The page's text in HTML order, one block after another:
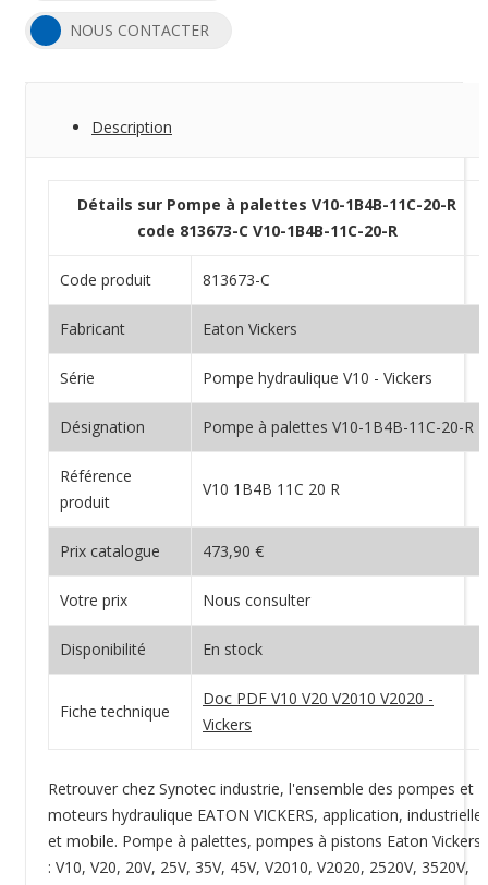
NOUS CONTACTER
Description
Détails sur Pompe à palettes V10-1B4B-11C-20-R
code 813673-C V10-1B4B-11C-20-R
Code produit 813673-C
Fabricant Eaton Vickers
Série Pompe hydraulique V10 - Vickers
Désignation Pompe à palettes V10-1B4B-11C-20-R
Référence
produit
V10 1B4B 11C 20 R
Prix catalogue 473,90 €
Votre prix Nous consulter
Disponibilité En stock
Fiche technique
Doc PDF V10 V20 V2010 V2020 -
Vickers
Retrouver chez Synotec industrie, l'ensemble des pompes et
moteurs hydraulique EATON VICKERS, application, industrielle
et mobile. Pompe à palettes, pompes à pistons Eaton Vickers
: V10, V20, 20V, 25V, 35V, 45V, V2010, V2020, 2520V, 3520V,